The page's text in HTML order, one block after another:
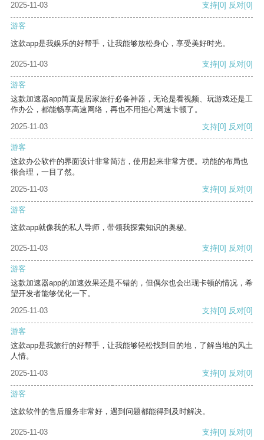
2025-11-03 支持[0] 反对[0]
游客
这款app是我娱乐的好帮手，让我能够放松身心，享受美好时光。
2025-11-03 支持[0] 反对[0]
游客
这款加速器app简直是居家旅行必备神器，无论是看视频、玩游戏还是工
作办公，都能畅享高速网络，再也不用担心网速卡顿了。
2025-11-03
支持[0] 反对[0]
游客
这款办公软件的界面设计非常简洁，使用起来非常方便。功能的布局也
很合理，一目了然。
2025-11-03
支持[0] 反对[0]
游客
这款app就像我的私人导师，带领我探索知识的奥秘。
2025-11-03 支持[0] 反对[0]
游客
这款加速器app的加速效果还是不错的，但偶尔也会出现卡顿的情况，希
望开发者能够优化一下。
2025-11-03
支持[0] 反对[0]
游客
这款app是我旅行的好帮手，让我能够轻松找到目的地，了解当地的风土
人情。
2025-11-03
支持[0] 反对[0]
游客
这款软件的售后服务非常好，遇到问题都能得到及时解决。
2025-11-03 支持[0] 反对[0]